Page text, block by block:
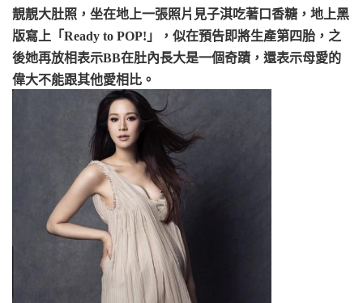
靚靚大肚照，坐在地上一張照片見子淇吃著口香糖，地上黑
版寫上「Ready to POP!」，似在預告即將生產第四胎，之
後她再放相表示BB在肚內長大是一個奇蹟，還表示母愛的
偉大不能跟其他愛相比。